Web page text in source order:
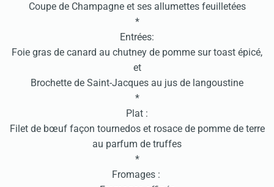
Coupe de Champagne et ses allumettes feuilletées
*
Entrées:
Foie gras de canard au chutney de pomme sur toast épicé,
et
Brochette de Saint-Jacques au jus de langoustine
*
Plat :
Filet de bœuf façon tournedos et rosace de pomme de terre
au parfum de truffes
*
Fromages :